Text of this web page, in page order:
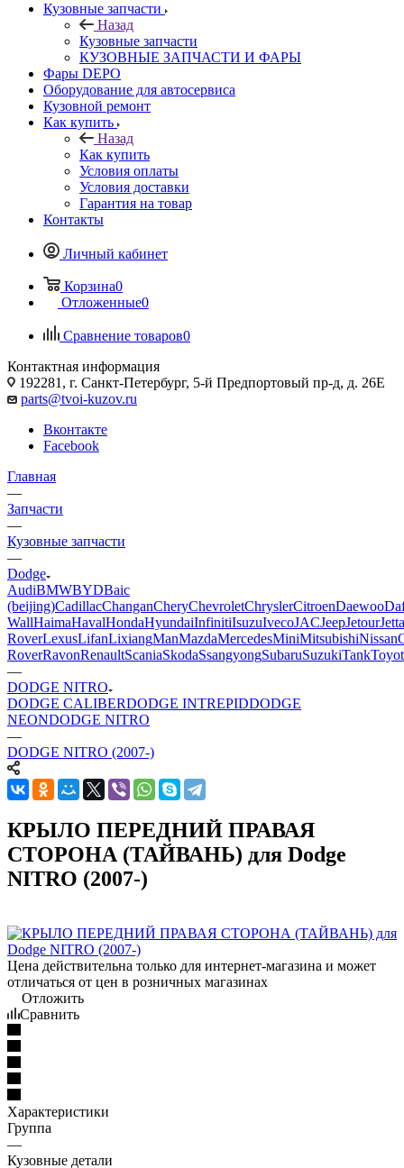
Кузовные запчасти
Назад
Кузовные запчасти
КУЗОВНЫЕ ЗАПЧАСТИ И ФАРЫ
Фары DEPO
Оборудование для автосервиса
Кузовной ремонт
Как купить
Назад
Как купить
Условия оплаты
Условия доставки
Гарантия на товар
Контакты
Личный кабинет
Корзина0
Отложенные0
Сравнение товаров0
Контактная информация
192281, г. Санкт-Петербург, 5-й Предпортовый пр-д, д. 26Е
parts@tvoi-kuzov.ru
Вконтакте
Facebook
Главная
—
Запчасти
—
Кузовные запчасти
—
Dodge
AudiBMWBYDBaic
(beijing)CadillacChanganCheryChevroletChryslerCitroenDaewoo
WallHaimaHavalHondaHyundaiInfinitiIsuzuIvecoJACJeepJetourJetta
RoverLexusLifanLixiangManMazdaMercedesMiniMitsubishiNissan
RoverRavonRenaultScaniaSkodaSsangyongSubaruSuzukiTank
—
DODGE NITRO
DODGE CALIBERDODGE INTREPIDDODGE
NEONDODGE NITRO
—
DODGE NITRO (2007-)
КРЫЛО ПЕРЕДНИЙ ПРАВАЯ
СТОРОНА (ТАЙВАНЬ) для Dodge
NITRO (2007-)
Цена действительна только для интернет-магазина и может
отличаться от цен в розничных магазинах
Отложить
Сравнить
Характеристики
Группа
—
Кузовные детали